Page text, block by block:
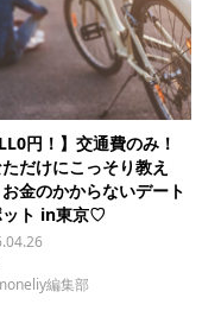
円！】交通費のみ！
だけにこっそり教え
金のかからないデート
ット in東京♡
編集部